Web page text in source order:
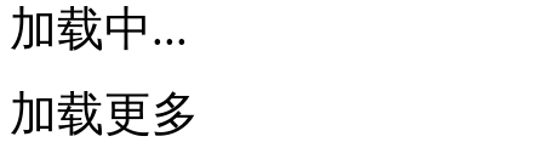
加载中...
加载更多